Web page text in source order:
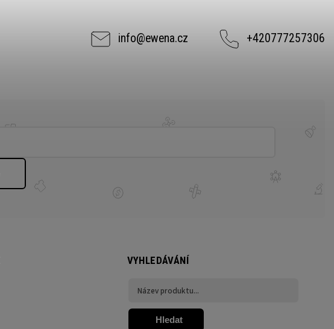
info@ewena.cz +420777257306
VYHLEDÁVÁNÍ
Hledat